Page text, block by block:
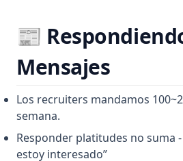
📰
Mensajes
Los recruiters mandamos
semana.
Responder platitudes no suma
estoy interesado”